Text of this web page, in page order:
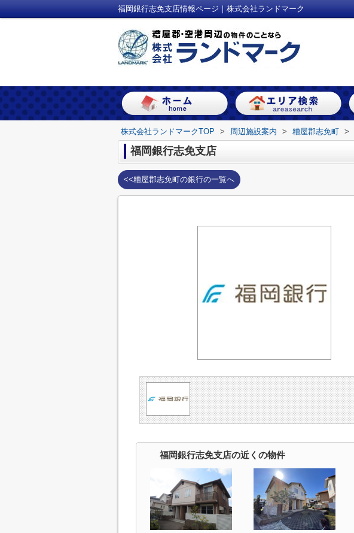
福岡銀行志免支店情報ページ｜株式会社ランドマーク
株式会社ランドマークTOP > 周辺施設案内 > 糟屋郡志免町 >
福岡銀行志免支店
<<糟屋郡志免町の銀行の一覧へ
福岡銀行志免支店の近くの物件